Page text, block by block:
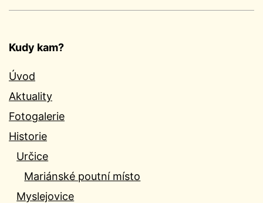
Kudy kam?
Úvod
Aktuality
Fotogalerie
Historie
Určice
Mariánské poutní místo
Myslejovice